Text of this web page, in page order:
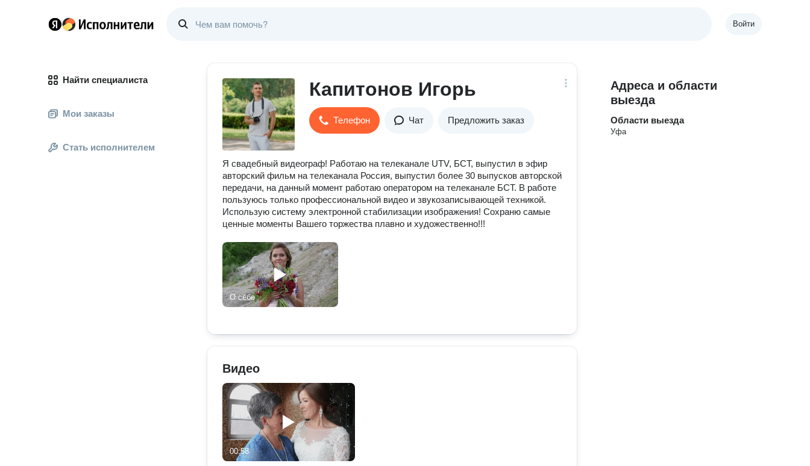
Войти
Найти специалиста
Мои заказы
Стать исполнителем
Капитонов Игорь
Телефон Чат Предложить заказ
Я свадебный видеограф! Работаю на телеканале UTV, БСТ, выпустил в эфир
авторский фильм на телеканала Россия, выпустил более 30 выпусков авторской
передачи, на данный момент работаю оператором на телеканале БСТ. В работе
пользуюсь только профессиональной видео и звукозаписывающей техникой.
Использую систему электронной стабилизации изображения! Cохраню самые
ценные моменты Вашего торжества плавно и художественно!!!
О себе
Видео
00:58
Адреса и области
выезда
Области выезда
Уфа